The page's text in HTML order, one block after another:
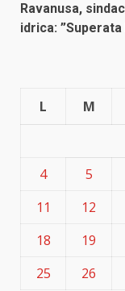
Ravanusa,
idrica:
L M
4
5
11
12
18
19
25
26